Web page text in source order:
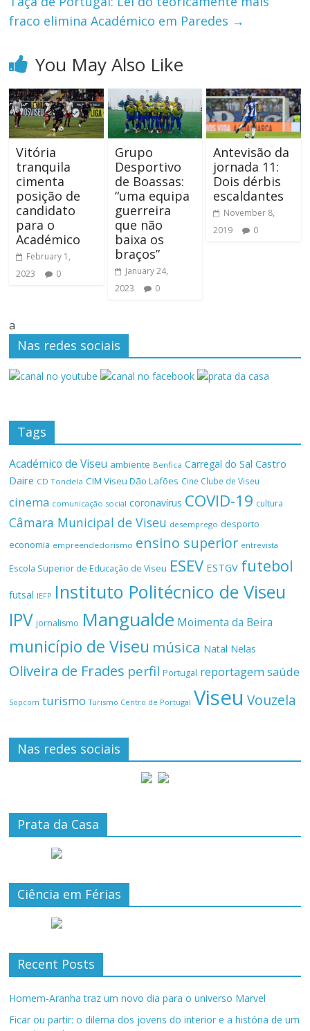
fraco elimina Académico em Paredes →
You May Also Like
Vitória
tranquila
cimenta
posição de
candidato
para o
Académico
February 1,
2023
0
Grupo
Desportivo
de Boassas:
“uma equipa
guerreira
que não
baixa os
braços”
January 24,
2023
0
Antevisão da
jornada 11:
Dois dérbis
escaldantes
November 8,
2019
0
a
Nas redes sociais
Tags
Académico de Viseu ambiente Benfica Carregal do Sal Castro
Daire CD Tondela CIM Viseu Dão Lafões Cine Clube de Viseu
cinema comunicação social coronavírus COVID-19 cultura
Câmara Municipal de Viseu desemprego desporto
economia empreendedorismo ensino superior entrevista
Escola Superior de Educação de Viseu ESEV ESTGV futebol
futsal IEFP Instituto Politécnico de Viseu
IPV jornalismo Mangualde Moimenta da Beira
município de Viseu música Natal Nelas
Oliveira de Frades perfil Portugal reportagemsaúde
Sopcom turismo Turismo Centro de Portugal Viseu Vouzela
Nas redes sociais
Prata da Casa
Ciência em Férias
Recent Posts
Homem-Aranha traz um novo dia para o universo Marvel
Ficar ou partir: o dilema dos jovens do interior e a história de um